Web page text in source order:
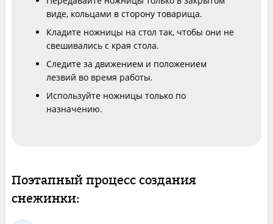
виде, кольцами в сторону товарища.
Кладите ножницы на стол так, чтобы они не
свешивались с края стола.
Следите за движением и положением
лезвий во время работы.
Используйте ножницы только по
назначению.
Поэтапный процесс создания
снежинки: